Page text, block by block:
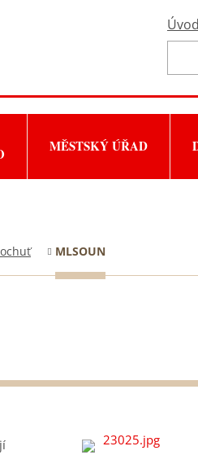
Úvod
MĚSTSKÝ ÚŘAD
MLSOUN